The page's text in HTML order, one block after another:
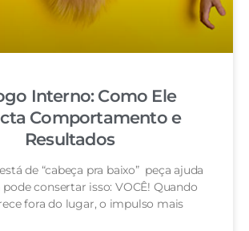
Interno: Como Ele
Comportamento e
Resultados
de “cabeça pra baixo” peça ajuda
consertar isso: VOCÊ! Quando
fora do lugar, o impulso mais